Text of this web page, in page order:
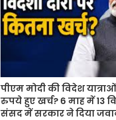
पीएम मोदी की विदेश
रुपये हुए खर्च? 6 माह में 13
संसद में सरकार ने दिया